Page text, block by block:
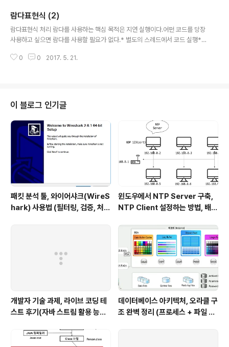
ger extends Employee{...public double getSalary(){ // 슈퍼클래스의
메서드를 오버라이드한다.return super.getSalary() + bonus;}}* super
는 this와 달리 객체에 ..
람다표현식 (2)
람다표현식 처리 람다를 사용하는 핵심 목적은 지연 실행이다.어떤 코드를 당장
사용하고 싶으면 람다를 사용할 필요가 없다.* 별도의 스레드에서 코드 실행*
날 때 코드 실행* 필요할때만 코드 실행람다를 받으려면 함수형 인터페이스를
0 0 2017. 5. 21.
이 블로그 인기글
패킷 분석 툴, 와이어샤크(WireS
hark) 사용법 (필터링, 검증, 처음
윈도우에서 NTP Server 구축,
NTP Client 설정하는 방법, 배치
에서 시간 동기화하는 요구사항 처
리하기)
개발자 기술 과제, 라이브 코딩 테
스트 후기(자바 스트림 활용 능력
데이터베이스 아키텍처, 오라클 구
조 완벽 정리 (프로세스 + 파일 구